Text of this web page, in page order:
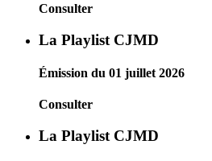
Consulter
La Playlist CJMD
Émission du 01 juillet 2026
Consulter
La Playlist CJMD